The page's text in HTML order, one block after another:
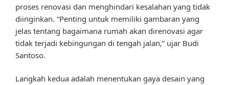
proses renovasi dan menghindari kesalahan yang tidak
diinginkan. “Penting untuk memiliki gambaran yang
jelas tentang bagaimana rumah akan direnovasi agar
tidak terjadi kebingungan di tengah jalan,” ujar Budi
Santoso.
Langkah kedua adalah menentukan gaya desain yang